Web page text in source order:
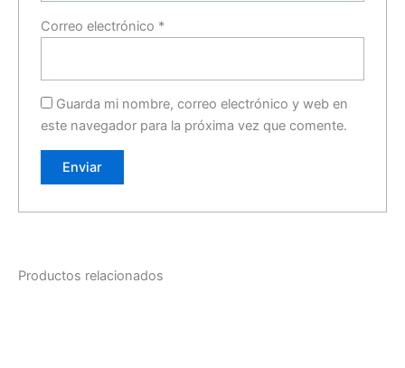
Correo electrónico *
Guarda mi nombre, correo electrónico y web en
este navegador para la próxima vez que comente.
Productos relacionados